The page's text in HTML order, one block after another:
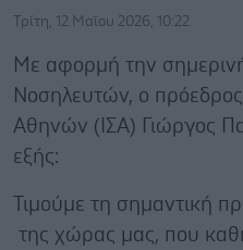
Τρίτη, 12 Μαΐου 2026, 10:22
Με αφορμή την
Νοσηλευτών, ο
Αθηνών (ΙΣΑ) Γιώργος
εξής:
Τιμούμε τη σημαντική
της χώρας μας, που